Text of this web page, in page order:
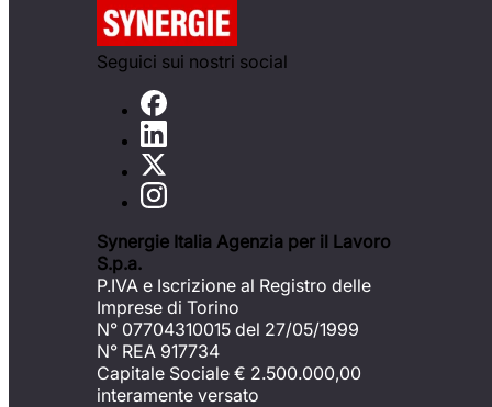
Seguici sui nostri social
Synergie Italia Agenzia per il Lavoro
S.p.a.
P.IVA e Iscrizione al Registro delle
Imprese di Torino
N° 07704310015 del 27/05/1999
N° REA 917734
Capitale Sociale € 2.500.000,00
interamente versato